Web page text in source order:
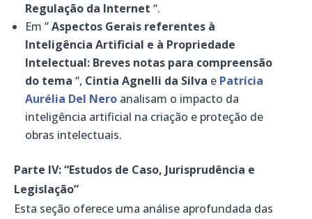
Regulação da Internet “.
Em ”Aspectos Gerais referentes à
Inteligência Artificial e à Propriedade
Intelectual: Breves notas para compreensão
do tema “, Cintia Agnelli da Silva e Patrícia
Aurélia Del Nero analisam o impacto da
inteligência artificial na criação e proteção de
obras intelectuais.
Parte IV: “Estudos de Caso, Jurisprudência e
Legislação”
Esta seção oferece uma análise aprofundada das